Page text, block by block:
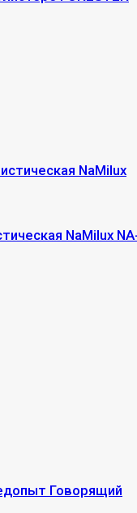
NaMilux